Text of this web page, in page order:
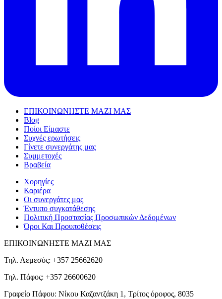
ΕΠΙΚΟΙΝΩΝΗΣΤΕ ΜΑΖΙ ΜΑΣ
Blog
Ποίοι Είμαστε
Συχνές ερωτήσεις
Γίνετε συνεργάτης μας
Συμμετοχές
Βραβεία
Χορηγίες
Καριέρα
Οι συνεργάτες μας
Έντυπο συγκατάθεσης
Πολιτική Προστασίας Προσωπικών Δεδομένων
Όροι Και Προυποθέσεις
ΕΠΙΚΟΙΝΩΝΗΣΤΕ ΜΑΖΙ ΜΑΣ
Τηλ. Λεμεσός: +357 25662620
Τηλ. Πάφος: +357 26600620
Γραφείο Πάφου: Νίκου Καζαντζάκη 1, Τρίτος όροφος, 8035